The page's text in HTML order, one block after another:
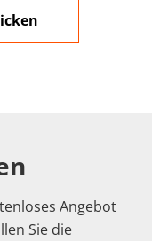
Angebot
Sie die